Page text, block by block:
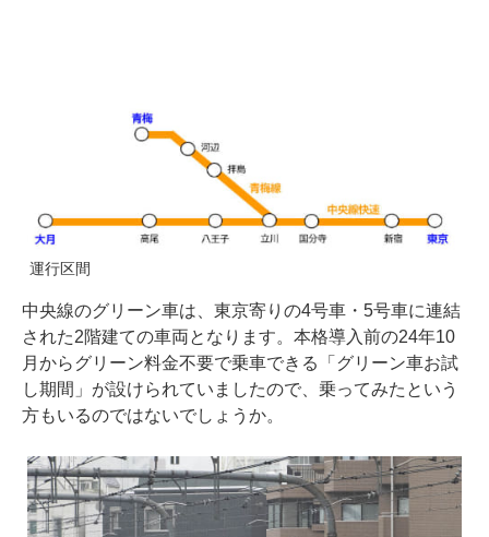
運行区間
中央線のグリーン車は、東京寄りの4号車・5号車に連結
された2階建ての車両となります。本格導入前の24年10
月からグリーン料金不要で乗車できる「グリーン車お試
し期間」が設けられていましたので、乗ってみたという
方もいるのではないでしょうか。